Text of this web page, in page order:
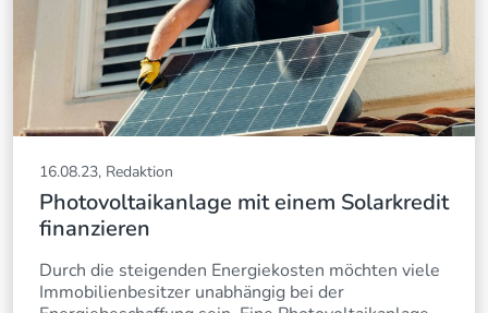
16.08.23, Redaktion
Photovoltaikanlage mit einem Solarkredit
finanzieren
Durch die steigenden Energiekosten möchten viele
Immobilienbesitzer unabhängig bei der